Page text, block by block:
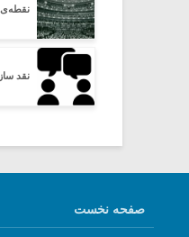
نقطه‌ی
نقد
صفحه نخست